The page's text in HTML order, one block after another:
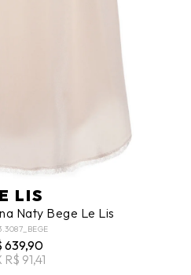
LIS
Naty Bege Le Lis
639,90
R$ 91,41